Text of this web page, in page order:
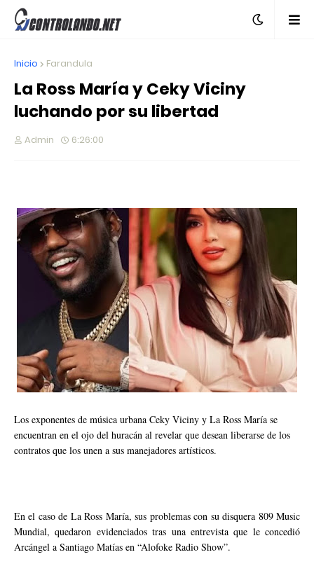
Inicio Farandula
La Ross María y Ceky Viciny
luchando por su libertad
Admin 6:26:00
Los exponentes de música urbana Ceky Viciny y La Ross María se
encuentran en el ojo del huracán al revelar que desean liberarse de los
contratos que los unen a sus manejadores artísticos.
En el caso de La Ross María, sus problemas con su disquera 809 Music
Mundial, quedaron evidenciados tras una entrevista que le concedió
Arcángel a Santiago Matías en “Alofoke Radio Show”.